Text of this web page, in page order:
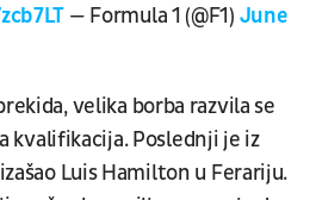
— Formula 1 (@F1) June
velika borba razvila se
kvalifikacija. Poslednji je iz
Luis Hamilton u Ferariju.